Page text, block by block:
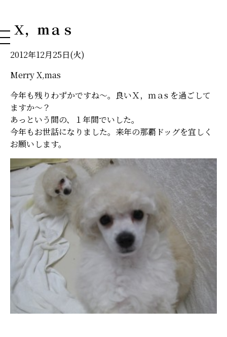
Ｘ，ｍａｓ
2012年12月25日(火)
Merry X,mas
今年も残りわずかですね～。良いＸ，ｍａs を過ごして
ますか～？
あっという間の、１年間でいした。
今年もお世話になりました。来年の那覇ドッグを宜しく
お願いします。